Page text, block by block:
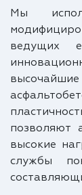
Мы
ведущих
позволяют
высокие
службы